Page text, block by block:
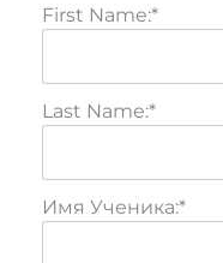
First Name:*
Last Name:*
Имя Ученика:*